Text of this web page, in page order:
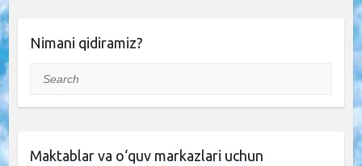
Nimani qidiramiz?
Search
Maktablar va o‘quv markazlari uchun